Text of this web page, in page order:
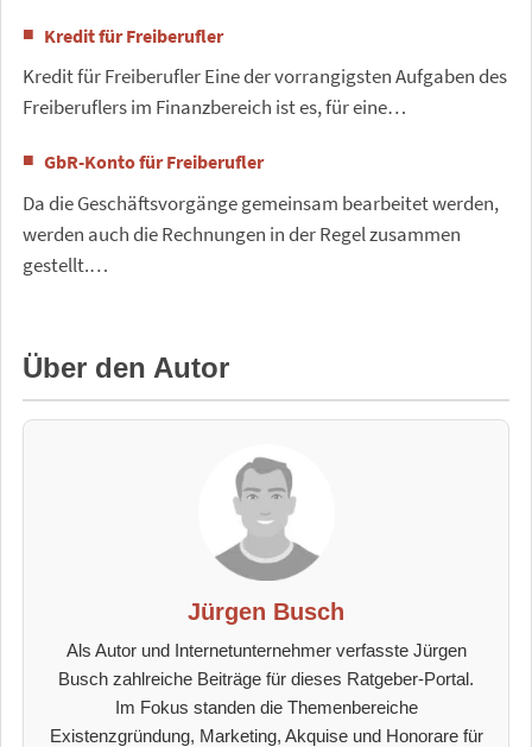
Kredit für Freiberufler
Kredit für Freiberufler Eine der vorrangigsten Aufgaben des
Freiberuflers im Finanzbereich ist es, für eine…
GbR-Konto für Freiberufler
Da die Geschäftsvorgänge gemeinsam bearbeitet werden,
werden auch die Rechnungen in der Regel zusammen
gestellt.…
Über den Autor
Jürgen Busch
Als Autor und Internetunternehmer verfasste Jürgen
Busch zahlreiche Beiträge für dieses Ratgeber-Portal.
Im Fokus standen die Themenbereiche
Existenzgründung, Marketing, Akquise und Honorare für